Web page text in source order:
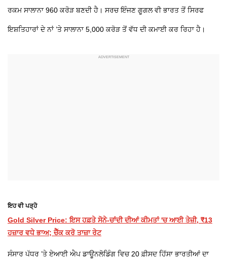
ਰਕਮ ਸਾਲਾਨਾ 960 ਕਰੋੜ ਬਣਦੀ ਹੈ। ਸਰਚ ਇੰਜਣ ਗੂਗਲ ਵੀ ਭਾਰਤ ਤੋਂ ਸਿਰਫ
ਇਸ਼ਤਿਹਾਰਾਂ ਦੇ ਨਾਂ ’ਤੇ ਸਾਲਾਨਾ 5,000 ਕਰੋੜ ਤੋਂ ਵੱਧ ਦੀ ਕਮਾਈ ਕਰ ਰਿਹਾ ਹੈ।
ਇਹ ਵੀ ਪੜ੍ਹੋ
Gold Silver Price: ਇਸ ਹਫ਼ਤੇ ਸੋਨੇ-ਚਾਂਦੀ ਦੀਆਂ ਕੀਮਤਾਂ 'ਚ ਆਈ ਤੇਜ਼ੀ, ₹13
ਹਜ਼ਾਰ ਵਧੇ ਭਾਅ; ਚੈੱਕ ਕਰੋ ਤਾਜ਼ਾ ਰੇਟ
ਸੰਸਾਰ ਪੱਧਰ ’ਤੇ ਏਆਈ ਐਪ ਡਾਊਨਲੋਡਿੰਗ ਵਿਚ 20 ਫ਼ੀਸਦ ਹਿੱਸਾ ਭਾਰਤੀਆਂ ਦਾ